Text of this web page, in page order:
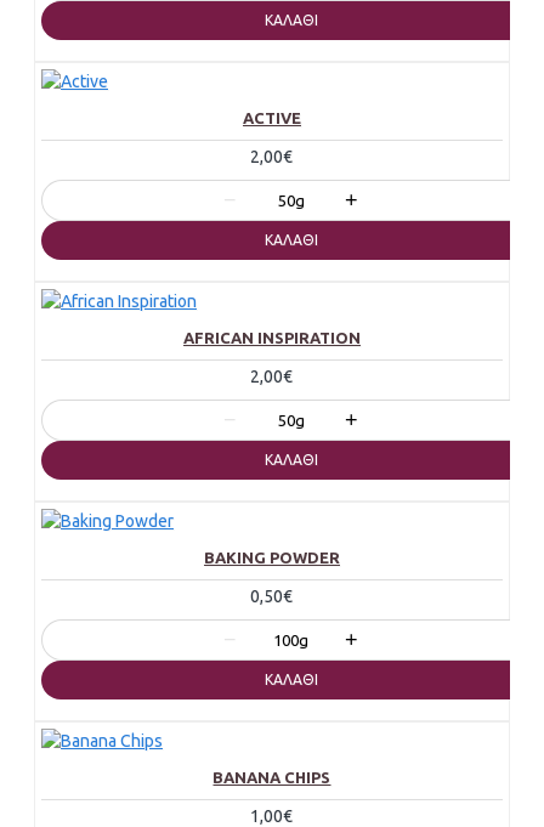
ΚΑΛΆΘΙ
ACTIVE
2,00€
− 50g +
ΚΑΛΆΘΙ
AFRICAN INSPIRATION
2,00€
− 50g +
ΚΑΛΆΘΙ
BAKING POWDER
0,50€
− 100g +
ΚΑΛΆΘΙ
BANANA CHIPS
1,00€